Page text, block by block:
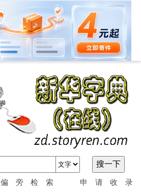
偏旁检索 申请收录